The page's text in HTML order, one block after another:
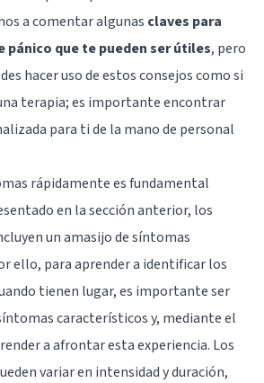
a comentar algunas claves para
pánico que te pueden ser útiles, pero
hacer uso de estos consejos como si
terapia; es importante encontrar
para ti de la mano de personal
rápidamente es fundamental
en la sección anterior, los
un amasijo de síntomas
ello, para aprender a identificar los
tienen lugar, es importante ser
característicos y, mediante el
a afrontar esta experiencia. Los
variar en intensidad y duración,